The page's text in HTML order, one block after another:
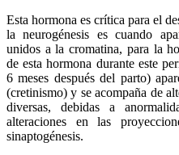
Esta hormona es crítica para el
la neurogénesis es cuando
unidos a la cromatina, para la
de esta hormona durante este
6 meses después del parto)
(cretinismo) y se acompaña de
diversas, debidas a
alteraciones en las
sinaptogénesis.